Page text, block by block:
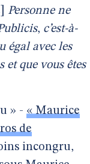
Personne ne
, c’est-à-
égal avec les
et que vous êtes
» - « Maurice
de
incongru,